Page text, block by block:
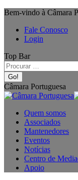
Bem-vindo à Câmara
Fale Conosco
Login
Top Bar
Câmara Portuguesa
Quem somos
Associados
Mantenedores
Eventos
Notícias
Centro de
Apoio